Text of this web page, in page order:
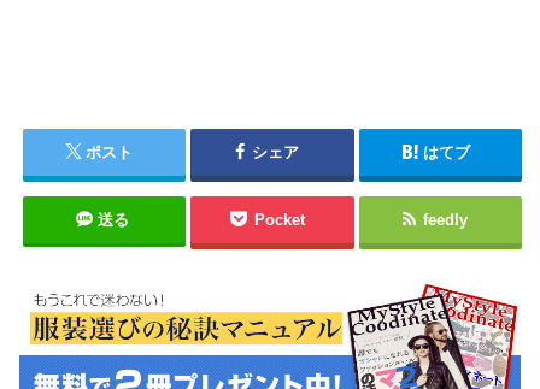
ポスト シェア はてブ
送る Pocket feedly